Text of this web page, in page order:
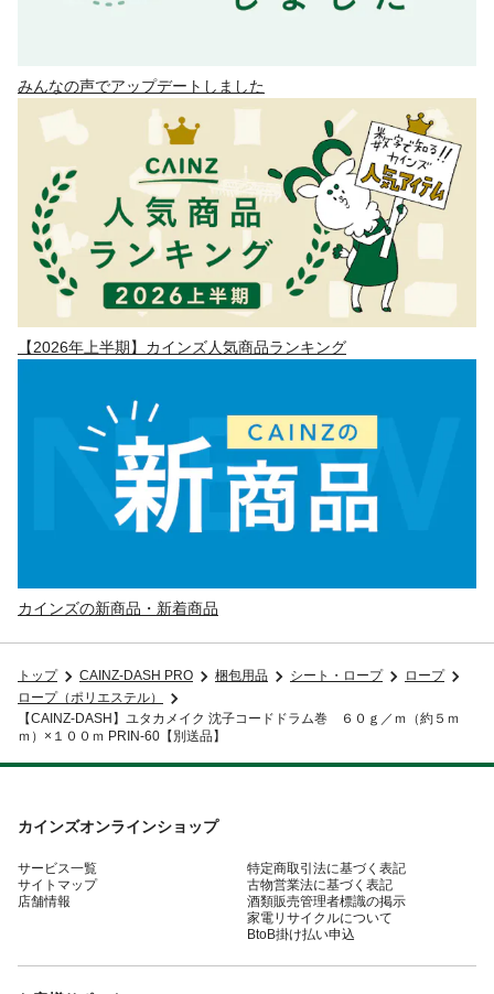
みんなの声でアップデートしました
【2026年上半期】カインズ人気商品ランキング
カインズの新商品・新着商品
トップ CAINZ-DASH PRO 梱包用品 シート・ロープ
ロープ
ロープ（ポリエステル）
【CAINZ-DASH】ユタカメイク 沈子コードドラム巻 ６０ｇ／ｍ（約５ｍ
ｍ）×１００ｍ PRIN-60【別送品】
カインズオンラインショップ
サービス一覧
サイトマップ
店舗情報
特定商取引法に基づく表記
古物営業法に基づく表記
酒類販売管理者標識の掲示
家電リサイクルについて
BtoB掛け払い申込